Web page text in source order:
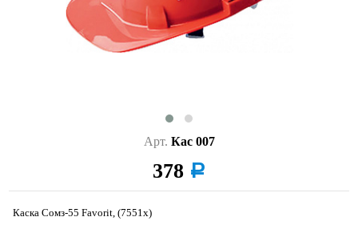
Арт. Кас 007
378 a
Каска Сомз-55 Favorit, (7551х)